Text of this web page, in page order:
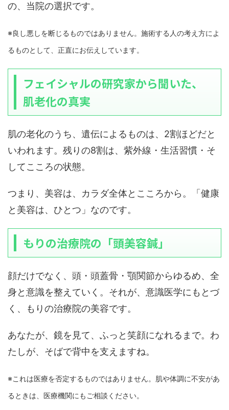
の、当院の選択です。
※良し悪しを断じるものではありません。施術する人の考え方によ
るものとして、正直にお伝えしています。
フェイシャルの研究家から聞いた、
肌老化の真実
肌の老化のうち、遺伝によるものは、2割ほどだと
いわれます。残りの8割は、紫外線・生活習慣・そ
してこころの状態。
つまり、美容は、カラダ全体とこころから。「健康
と美容は、ひとつ」なのです。
もりの治療院の「頭美容鍼」
顔だけでなく、頭・頭蓋骨・顎関節からゆるめ、全
身と意識を整えていく。それが、意識医学にもとづ
く、もりの治療院の美容です。
あなたが、鏡を見て、ふっと笑顔になれるまで。わ
たしが、そばで背中を支えますね。
※これは医療を否定するものではありません。肌や体調に不安があ
るときは、医療機関にもご相談ください。